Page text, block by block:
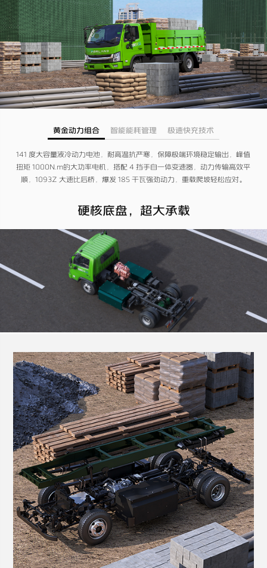
黄金动力组合​ 智能能耗管理 极速快充技术
141 度大容量液冷动力电池，耐高温抗严寒，保障极端环境稳定输出​，峰值
扭矩 1000N.m的大功率电机，搭配 4 挡手自一体变速器，动力传输高效平
顺​，1093Z 大速比后桥，爆发 185 千瓦强劲动力，重载爬坡轻松应对​。
硬核底盘，超大承载​